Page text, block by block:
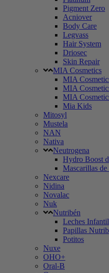
Pigment Zero
Acniover
Body Care
Legvass
Hair System
Driosec
Skin Repair
MIA Cosmetics
MIA
MIA
MIA
Mia Kids
Mitosyl
Mustela
NAN
Nativa
Neutrogena
Hydro Boost
Mascarillas
Nexcare
Nidina
Novalac
Nuk
Nutribén
Leches
Papillas
Potitos
Nuxe
OHO+
Oral-B